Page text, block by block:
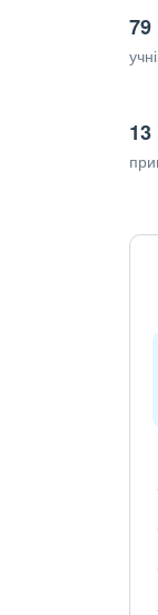
79
13